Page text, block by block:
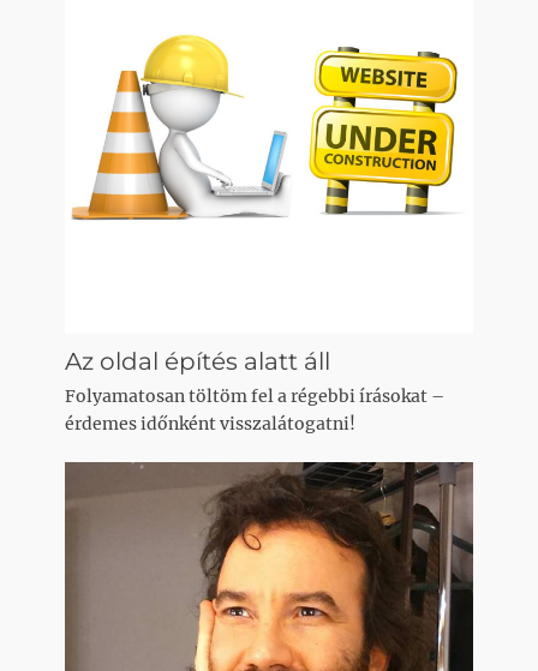
Az oldal építés alatt áll
Folyamatosan töltöm fel a régebbi írásokat –
érdemes időnként visszalátogatni!